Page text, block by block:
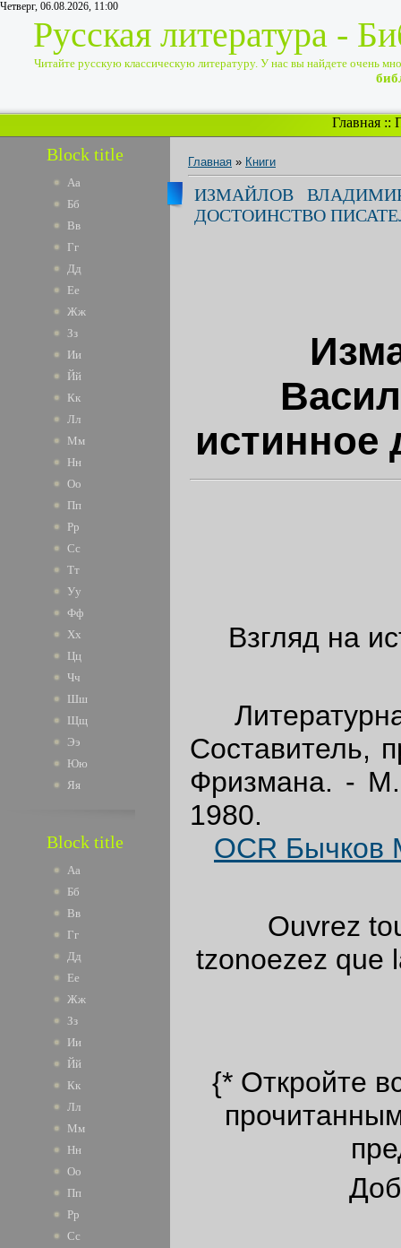
Четверг, 06.08.2026, 11:00
Русская литература -
Читайте русскую классическую литературу. У нас вы найдете очень
Главная ::
Block title
Аа
Бб
Вв
Гг
Дд
Ее
Жж
Зз
Ии
Йй
Кк
Лл
Мм
Нн
Оо
Пп
Рр
Сс
Тт
Уу
Фф
Хх
Цц
Чч
Шш
Щщ
Ээ
Юю
Яя
Block title
Аа
Бб
Вв
Гг
Дд
Ее
Жж
Зз
Ии
Йй
Кк
Лл
Мм
Нн
Оо
Пп
Рр
Сс
Главная » Книги
ИЗМАЙЛОВ
ДОСТОИНСТВО
истинное
Взгляд на
Составитель,
Фризмана. -
1980.
OCR Бычков
Ouvrez
tzonoezez que
{* Откройте